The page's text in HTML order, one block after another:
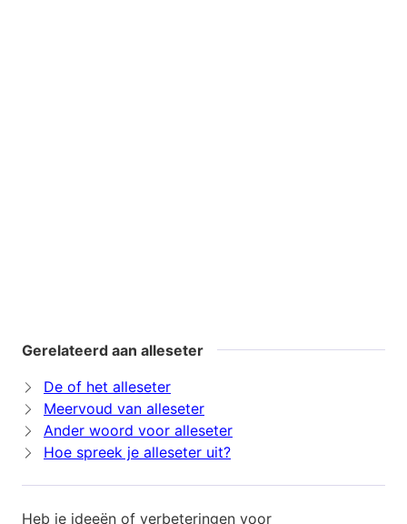
Gerelateerd aan alleseter
De of het alleseter
Meervoud van alleseter
Ander woord voor alleseter
Hoe spreek je alleseter uit?
Heb je ideeën of verbeteringen voor